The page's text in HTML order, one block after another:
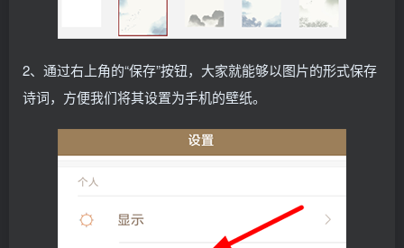
2、通过右上角的“保存”按钮，大家就能够以图片的形式保存
诗词，方便我们将其设置为手机的壁纸。